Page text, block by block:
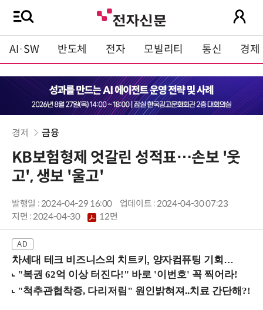
AI·SW 반도체 전자 모빌리티 통신 경제
경제 금융
KB보험형제 엇갈린 성적표…손보 '웃
고', 생보 '울고'
발행일 : 2024-04-29 16:00
업데이트 : 2024-04-30 07:23
지면 :2024-04-30 12면
차세대 테크 비즈니스의 치트키, 양자컴퓨팅 기회를 선점하라! (8/28 강남역)